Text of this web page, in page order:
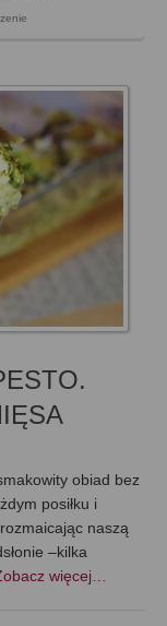
obiad bez
posiłku i
naszą
–kilka
więcej…